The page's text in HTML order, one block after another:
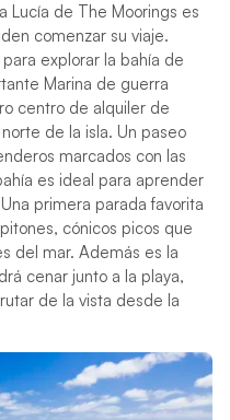
Lucía de The Moorings es
comenzar su viaje.
explorar la bahía de
Marina de guerra
centro de alquiler de
de la isla. Un paseo
marcados con las
es ideal para aprender
primera parada favorita
cónicos picos que
del mar. Además es la
cenar junto a la playa,
de la vista desde la